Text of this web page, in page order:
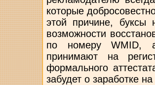
которые
этой причине, буксы
возможности
по номеру WMID,
принимают на
формального
забудет о заработке на